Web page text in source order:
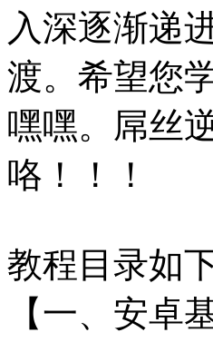
入深逐渐递
渡。希望您
嘿嘿。屌丝
咯！！！
教程目录如
【一、安卓